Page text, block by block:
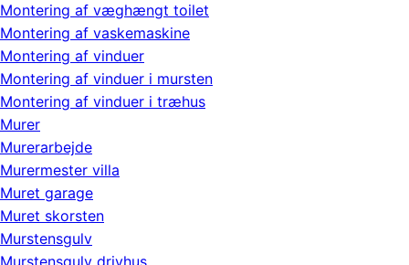
Montering af væghængt toilet
Montering af vaskemaskine
Montering af vinduer
Montering af vinduer i mursten
Montering af vinduer i træhus
Murer
Murerarbejde
Murermester villa
Muret garage
Muret skorsten
Murstensgulv
Murstensgulv drivhus